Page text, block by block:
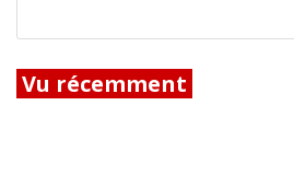
Vu récemment